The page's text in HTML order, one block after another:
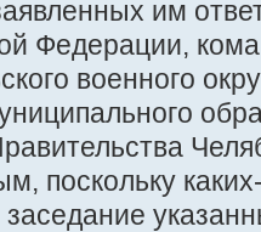
им
Федерации,
военного
поскольку